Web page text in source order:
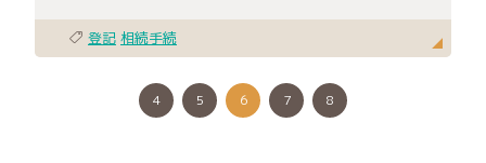
登記 相続手続
4 5 6 7 8